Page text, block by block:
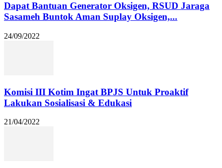
Dapat Bantuan Generator Oksigen, RSUD Jaraga
Sasameh Buntok Aman Suplay Oksigen,...
24/09/2022
Komisi III Kotim Ingat BPJS Untuk Proaktif
Lakukan Sosialisasi & Edukasi
21/04/2022